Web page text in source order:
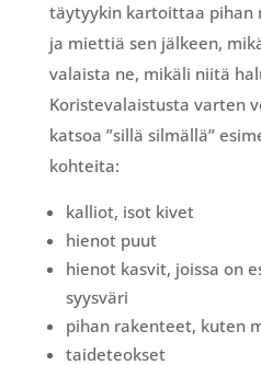
täytyykin kartoittaa
ja miettiä sen jälkeen,
valaista ne, mikäli niitä
Koristevalaistusta varten
katsoa ”sillä silmällä”
kohteita:
kalliot, isot kivet
hienot puut
hienot kasvit, joissa on
syysväri
pihan rakenteet, kuten
taideteokset